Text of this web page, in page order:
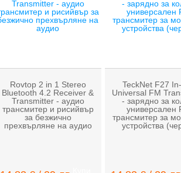
Rovtop 2 in 1 Stereo
Bluetooth 4.2 Receiver &
Transmitter - аудио
трансмитер и рисийвър
за безжично
прехвърляне на аудио
TeckNet F27
Universal FM
- зарядно за
универсален
трансмитер за
устройства